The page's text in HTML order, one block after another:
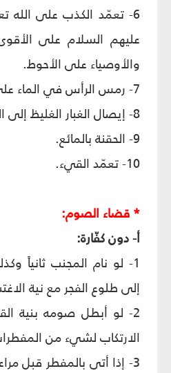
6- تعمّد الكذب على الله
عليهم السلام على
والأوصياء على الأحوط.
7- رمس الرأس في الماء على الأحوط.
8- إيصال الغبار الغليظ إلى الحلق.
9- الحقنة بالمائع.
10- تعمّد القيء.
* قضاء الصوم:
أ- دون كفّارة:
1- لو نام المجنب ثانياً
إلى طلوع الفجر مع نية
2- لو أبطل صومه بنية
الارتكاب لشيء من
3- إذا أتى بالمفطر قبل